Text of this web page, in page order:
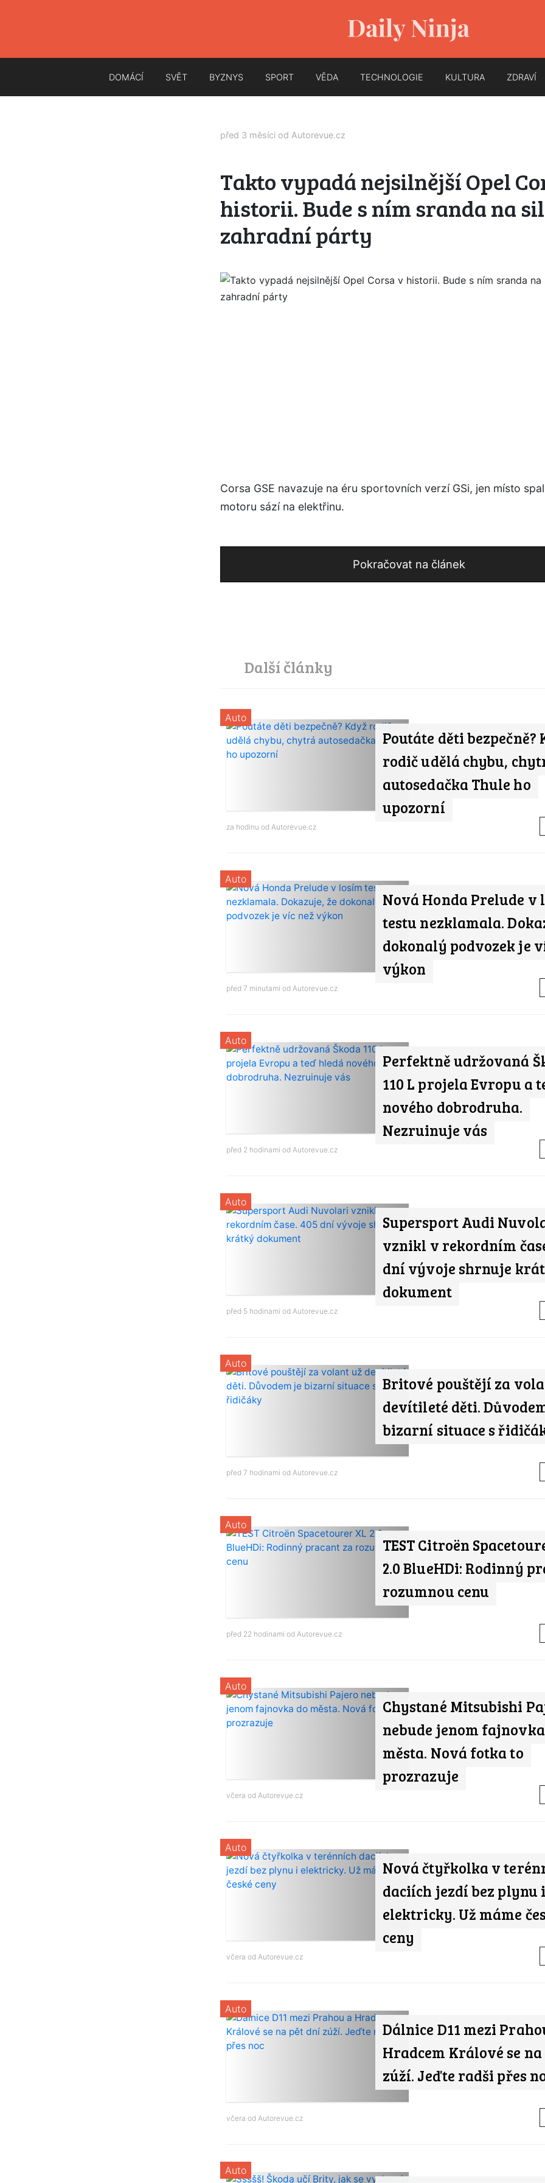
DOMÁCÍ SVĚT BYZNYS SPORT VĚDA TECHNOLOGIE KULTURA ZDRAVÍ
před 3 měsíci od Autorevue.cz
Takto vypadá nejsilnější Opel
historii. Bude s ním sranda na
zahradní párty
Corsa GSE navazuje na éru sportovních verzí GSi, jen místo
motoru sází na elektřinu.
Pokračovat na článek
Další články
Poutáte děti bezpečně?
rodič udělá chybu,
autosedačka Thule ho
upozorní
Auto
za hodinu od Autorevue.cz
Nová Honda Prelude v
testu nezklamala.
dokonalý podvozek je
výkon
Auto
před 7 minutami od Autorevue.cz
Perfektně udržovaná
110 L projela Evropu a
nového dobrodruha.
Nezruinuje vás
Auto
před 2 hodinami od Autorevue.cz
Supersport Audi
vznikl v rekordním
dní vývoje shrnuje
dokument
Auto
před 5 hodinami od Autorevue.cz
Britové pouštějí za
devítileté děti.
bizarní situace s
Auto
před 7 hodinami od Autorevue.cz
TEST Citroën
2.0 BlueHDi: Rodinný
rozumnou cenu
Auto
před 22 hodinami od Autorevue.cz
Chystané Mitsubishi
nebude jenom
města. Nová fotka to
prozrazuje
Auto
včera od Autorevue.cz
Nová čtyřkolka v
daciích jezdí bez plynu i
elektricky. Už máme
ceny
Auto
včera od Autorevue.cz
Dálnice D11 mezi
Hradcem Králové se
zúží. Jeďte radši přes
Auto
včera od Autorevue.cz
Auto